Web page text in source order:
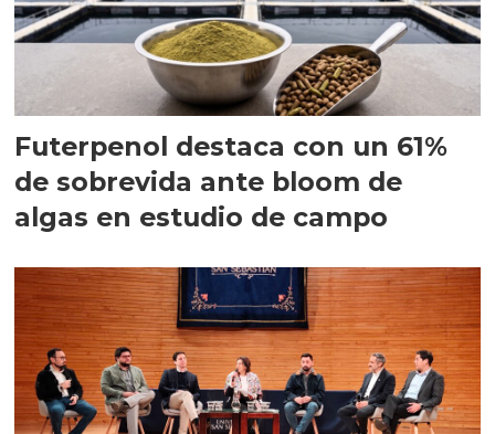
Futerpenol destaca con un 61%
de sobrevida ante bloom de
algas en estudio de campo